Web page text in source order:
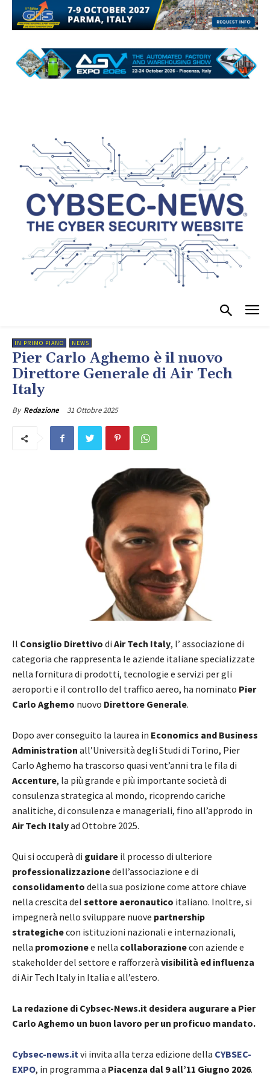
IN PRIMO PIANO NEWS
Pier Carlo Aghemo è il nuovo
Direttore Generale di Air Tech
Italy
By Redazione 31 Ottobre 2025
Il Consiglio Direttivo di Air Tech Italy, l’ associazione di
categoria che rappresenta le aziende italiane specializzate
nella fornitura di prodotti, tecnologie e servizi per gli
aeroporti e il controllo del traffico aereo, ha nominato Pier
Carlo Aghemo nuovo Direttore Generale.
Dopo aver conseguito la laurea in Economics and Business
Administration all’Università degli Studi di Torino, Pier
Carlo Aghemo ha trascorso quasi vent’anni tra le fila di
Accenture, la più grande e più importante società di
consulenza strategica al mondo, ricoprendo cariche
analitiche, di consulenza e manageriali, fino all’approdo in
Air Tech Italyad Ottobre 2025.
Qui si occuperà di guidare il processo di ulteriore
professionalizzazionedell’associazione e di
consolidamento della sua posizione come attore chiave
nella crescita del settore aeronautico italiano. Inoltre, si
impegnerà nello sviluppare nuove partnership
strategichecon istituzioni nazionali e internazionali,
nella promozionee nella collaborazionecon aziende e
stakeholder del settore e rafforzerà visibilità ed influenza
di Air Tech Italy in Italia e all’estero.
La redazione di Cybsec-News.it desidera augurare a Pier
Carlo Aghemo un buon lavoro per un proficuo mandato.
Cybsec-news.itvi invita alla terza edizione della CYBSEC-
EXPO, in programma a Piacenza dal 9 all’11 Giugno 2026.